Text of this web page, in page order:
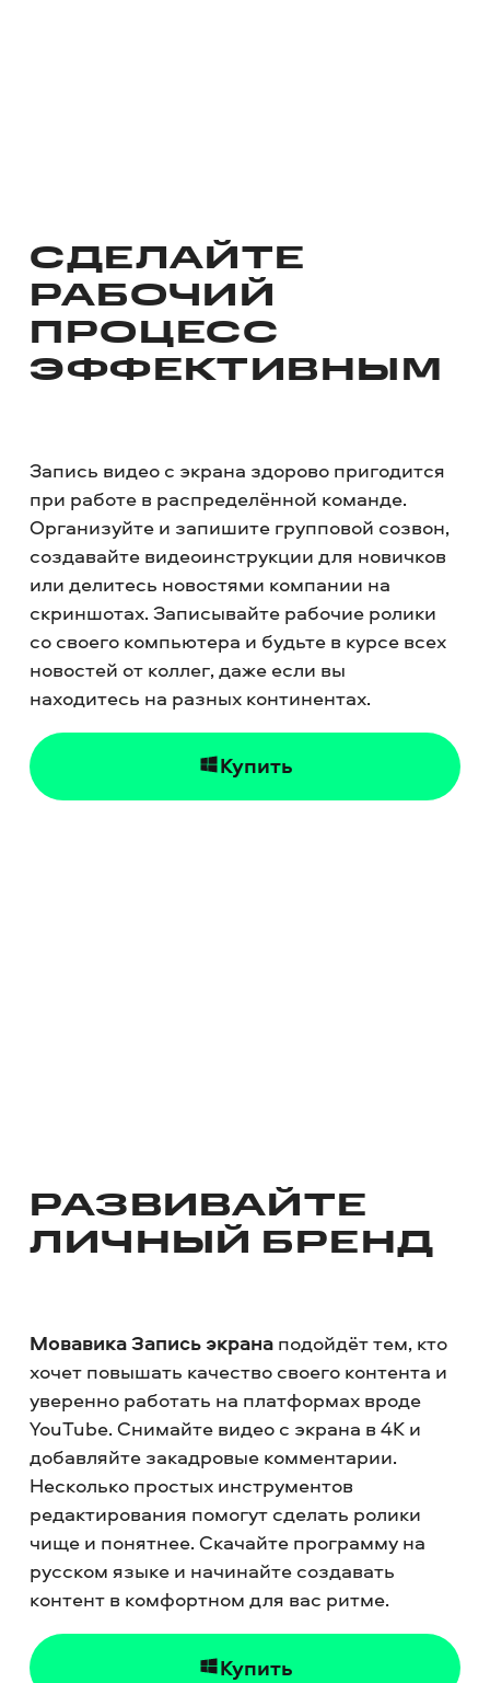
СДЕЛАЙТЕ
РАБОЧИЙ
ПРОЦЕСС
ЭФФЕКТИВНЫМ
Запись видео с экрана здорово пригодится
при работе в распределённой команде.
Организуйте и запишите групповой созвон,
создавайте видеоинструкции для новичков
или делитесь новостями компании на
скриншотах. Записывайте рабочие ролики
со своего компьютера и будьте в курсе всех
новостей от коллег, даже если вы
находитесь на разных континентах.
Купить
РАЗВИВАЙТЕ
ЛИЧНЫЙ БРЕНД
Мовавика Запись экрана подойдёт тем, кто
хочет повышать качество своего контента и
уверенно работать на платформах вроде
YouTube. Снимайте видео с экрана в 4К и
добавляйте закадровые комментарии.
Несколько простых инструментов
редактирования помогут сделать ролики
чище и понятнее. Скачайте программу на
русском языке и начинайте создавать
контент в комфортном для вас ритме.
Купить